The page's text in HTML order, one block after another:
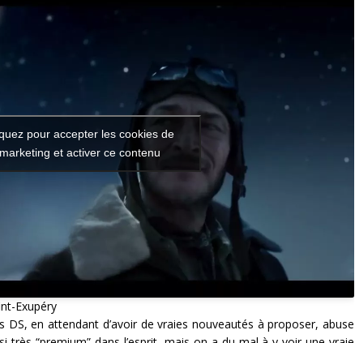
pour accepter les cookies de
marketing et activer ce contenu
Exupéry
en attendant d’avoir de vraies nouveautés à proposer, abuse